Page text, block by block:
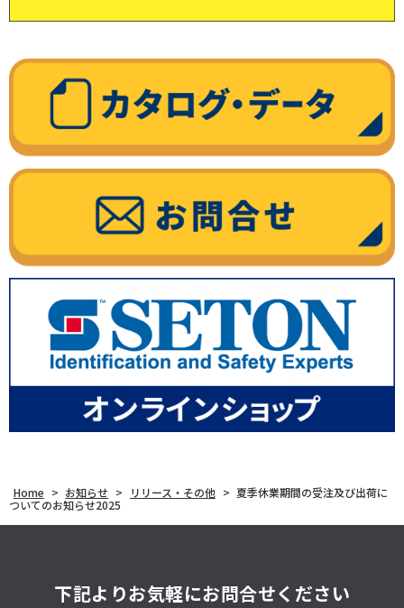
Home > お知らせ > リリース・その他 > 夏季休業期間の受注及び出荷に
ついてのお知らせ2025
下記よりお気軽にお問合せください